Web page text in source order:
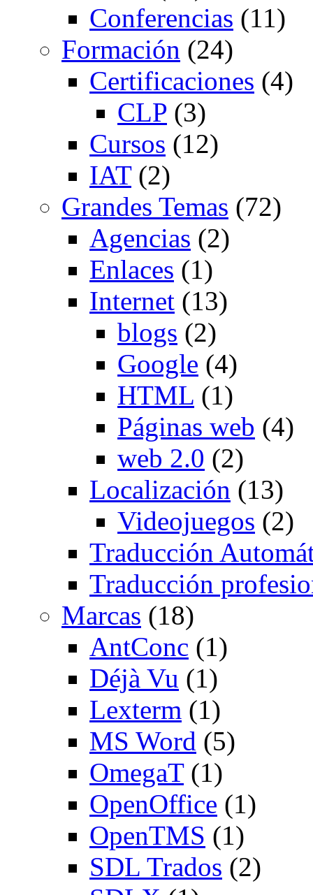
Conferencias (11)
Formación (24)
Certificaciones (4)
CLP (3)
Cursos (12)
IAT(2)
Grandes Temas (72)
Agencias (2)
Enlaces (1)
Internet (13)
blogs (2)
Google (4)
HTML (1)
Páginas web (4)
web 2.0 (2)
Localización (13)
Videojuegos (2)
Traducción
Traducción
Marcas (18)
AntConc (1)
Déjà Vu (1)
Lexterm (1)
MS Word (5)
OmegaT(1)
OpenOffice (1)
OpenTMS (1)
SDL Trados (2)